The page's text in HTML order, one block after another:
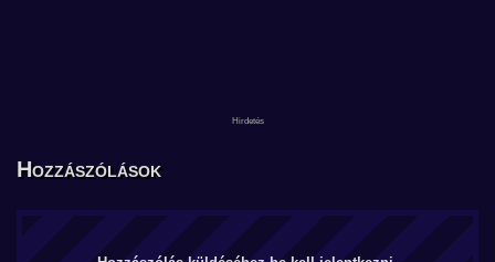
Hozzászólások